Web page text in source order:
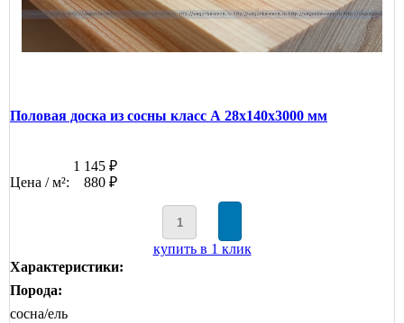
Половая доска из сосны класс А 28x140x3000 мм
1 145 ₽
Цена / м²:
880 ₽
купить в 1 клик
Характеристики:
Порода:
сосна/ель